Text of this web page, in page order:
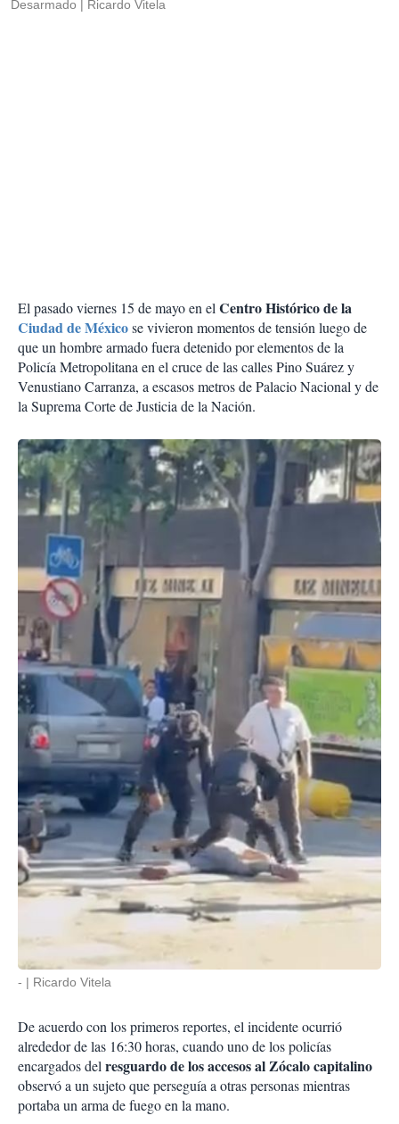
Desarmado Ricardo Vitela
El pasado viernes 15 de mayo en elCentro Histórico de la
Ciudad de Méxicose vivieron momentos de tensión luego de
que un hombre armado fuera detenido por elementos de la
Policía Metropolitana en el cruce de las calles Pino Suárez y
Venustiano Carranza, a escasos metros de Palacio Nacional y de
la Suprema Corte de Justicia de la Nación.
- Ricardo Vitela
De acuerdo con los primeros reportes, el incidente ocurrió
alrededor de las 16:30 horas, cuando uno de los policías
encargados del resguardo de los accesos al Zócalo capitalino
observó a un sujeto que perseguía a otras personas mientras
portaba un arma de fuego en la mano.